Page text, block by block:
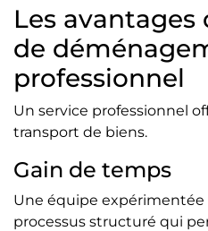
Les avantages
de
professionnel
Un service professionnel
transport de biens.
Gain de temps
Une équipe expérimentée
processus structuré qui